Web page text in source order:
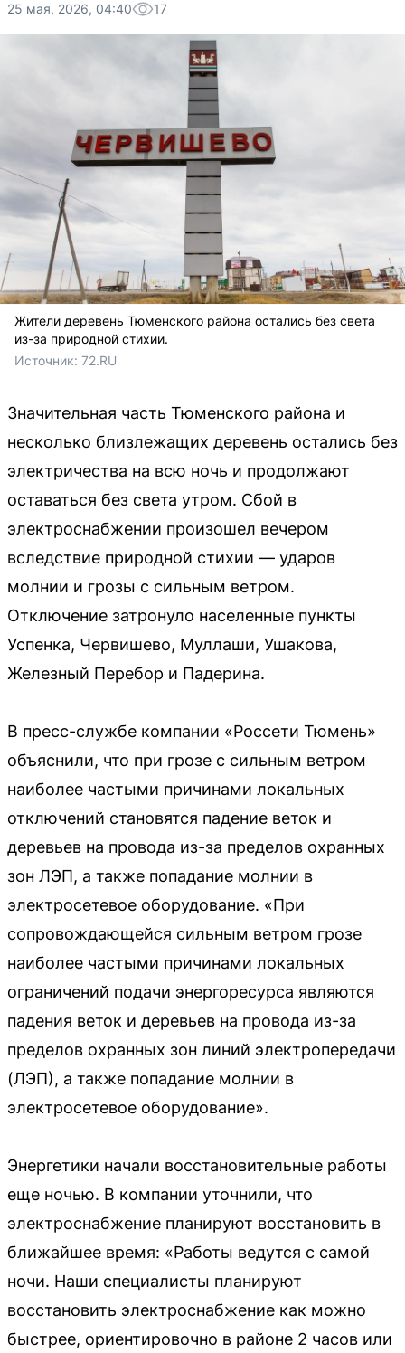
25 мая, 2026, 04:40 17
Жители деревень Тюменского района остались без света
из-за природной стихии.
Источник: 72.RU
Значительная часть Тюменского района и
несколько близлежащих деревень остались без
электричества на всю ночь и продолжают
оставаться без света утром. Сбой в
электроснабжении произошел вечером
вследствие природной стихии — ударов
молнии и грозы с сильным ветром.
Отключение затронуло населенные пункты
Успенка, Червишево, Муллаши, Ушакова,
Железный Перебор и Падерина.
В пресс-службе компании «Россети Тюмень»
объяснили, что при грозе с сильным ветром
наиболее частыми причинами локальных
отключений становятся падение веток и
деревьев на провода из-за пределов охранных
зон ЛЭП, а также попадание молнии в
электросетевое оборудование. «При
сопровождающейся сильным ветром грозе
наиболее частыми причинами локальных
ограничений подачи энергоресурса являются
падения веток и деревьев на провода из-за
пределов охранных зон линий электропередачи
(ЛЭП), а также попадание молнии в
электросетевое оборудование».
Энергетики начали восстановительные работы
еще ночью. В компании уточнили, что
электроснабжение планируют восстановить в
ближайшее время: «Работы ведутся с самой
ночи. Наши специалисты планируют
восстановить электроснабжение как можно
быстрее, ориентировочно в районе 2 часов или